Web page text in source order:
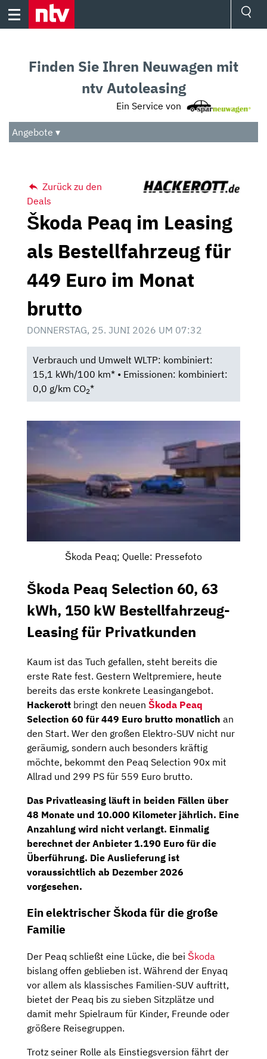
Skip
Audio
Das Beste
Finden Sie Ihren Neuwagen mit
ntv Autoleasing
Ein Service von
Angebote ▾
Zurück zu den
Deals
Škoda Peaq im Leasing
als Bestellfahrzeug für
449 Euro im Monat
brutto
DONNERSTAG, 25. JUNI 2026 UM 07:32
Verbrauch und Umwelt WLTP: kombiniert:
15,1 kWh/100 km* • Emissionen: kombiniert:
0,0 g/km CO2*
Škoda Peaq; Quelle: Pressefoto
Škoda Peaq Selection 60, 63
kWh, 150 kW Bestellfahrzeug-
Leasing für Privatkunden
Kaum ist das Tuch gefallen, steht bereits die
erste Rate fest. Gestern Weltpremiere, heute
bereits das erste konkrete Leasingangebot.
Hackerott bringt den neuen Škoda Peaq
Selection 60 für 449 Euro brutto monatlich an
den Start. Wer den großen Elektro-SUV nicht nur
geräumig, sondern auch besonders kräftig
möchte, bekommt den Peaq Selection 90x mit
Allrad und 299 PS für 559 Euro brutto.
Das Privatleasing läuft in beiden Fällen über
48 Monate und 10.000 Kilometer jährlich. Eine
Anzahlung wird nicht verlangt. Einmalig
berechnet der Anbieter 1.190 Euro für die
Überführung. Die Auslieferung ist
voraussichtlich ab Dezember 2026
vorgesehen.
Ein elektrischer Škoda für die große
Familie
Der Peaq schließt eine Lücke, die bei Škoda
bislang offen geblieben ist. Während der Enyaq
vor allem als klassisches Familien-SUV auftritt,
bietet der Peaq bis zu sieben Sitzplätze und
damit mehr Spielraum für Kinder, Freunde oder
größere Reisegruppen.
Trotz seiner Rolle als Einstiegsversion fährt der